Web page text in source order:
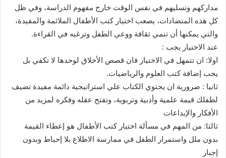
مداركهم وتسليهم في نفس الوقت خارج مفهوم الدراسة، وفي ظل
كل هذه المتضادات، يصعب اختيار كتب الأطفال الملائمة والمفيدة،
والتي يمكنها أن تنمي ثقافة ووعي الطفل وترغبه في القراءة.
عند الاختيار يجب :
اولا: ان تتمهل في الاختيار فان قصص الأخلاق لوحدها لا تكفي بل
يجب إضافة كتب العلوم والرياضيات.
ثانيا : ضرورية ان يحتوي الكتاب علي استراتيجية دائمة مفيدة تضيف
لطفلك قيمة علمية وأدبية وتربوية، وتفتح عقله وفكره لمزيد من
الأفكار والإبداعات
ثالثا: من المهم في مسألة اختيار كتب الأطفال هو إعطاء القيمة
بدون ملل واستمرار الطفل في ممارسة الاطلاع بلا إحباط وبدون
إجبار